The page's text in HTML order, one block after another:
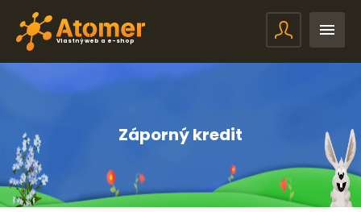
Vlastný web a e-shop
Záporný kredit